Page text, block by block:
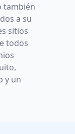
también
a su
sitios
todos
y un